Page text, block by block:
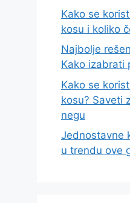
Kako se
kosu i koliko
Najbolje
Kako izabrati
Kako se
kosu? Saveti
negu
Jednostavne
u trendu ove